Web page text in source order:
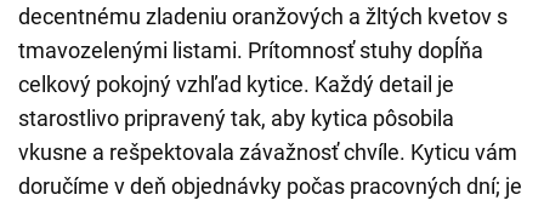
decentnému zladeniu oranžových a žltých kvetov s
tmavozelenými listami. Prítomnosť stuhy dopĺňa
celkový pokojný vzhľad kytice. Každý detail je
starostlivo pripravený tak, aby kytica pôsobila
vkusne a rešpektovala závažnosť chvíle. Kyticu vám
doručíme v deň objednávky počas pracovných dní; je